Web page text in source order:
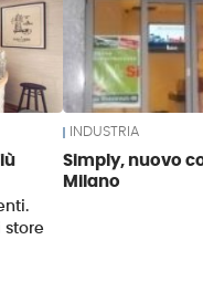
store
INDUSTRIA
Simply, nuovo
Milano